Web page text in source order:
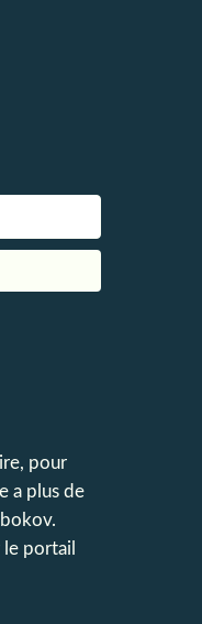
pour
a plus de
le portail